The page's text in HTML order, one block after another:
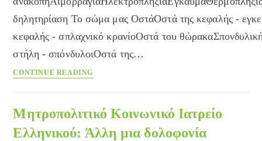
δηλητηρίαση Το σώμα μας ΟστάΟστά της κεφαλής -
κεφαλής - σπλαχνικό κρανίοΟστά του
στήλη - σπόνδυλοιΟστά της…
CONTINUE READING
Μητροπολιτικό Κοινωνικό Ιατρείο
Ελληνικού: Άλλη μια δολοφονία